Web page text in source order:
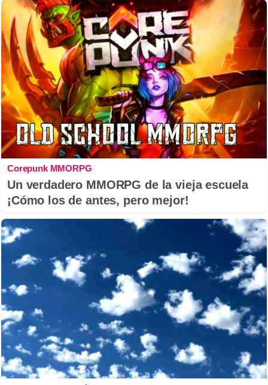
Corepunk MMORPG
Un verdadero MMORPG de la vieja escuela
¡Cómo los de antes, pero mejor!